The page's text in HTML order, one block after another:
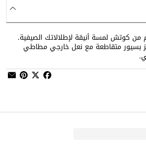
كوتش لمسة أنيقة لإطلالاتك الصيفية.
بسيور متقاطعة مع نعل خارجي مطاطي